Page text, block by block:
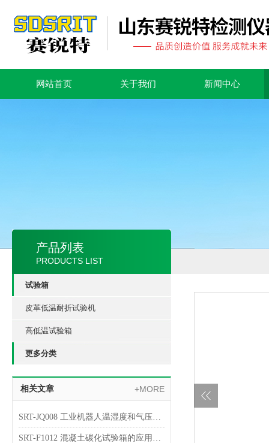
网站首页 关于我们 新闻中心
产品列表
PRODUCTS LIST
试验箱
皮革低温耐折试验机
高低温试验箱
更多分类
相关文章 +MORE
SRT-JQ008 工业机器人温湿度和气压试验箱介绍 技术指导操作
SRT-F1012 混凝土碳化试验箱的应用介绍 提供技术指导